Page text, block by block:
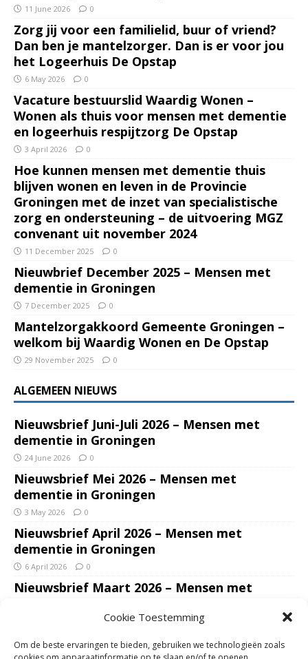
Cookie Toestemming
Om de beste ervaringen te bieden, gebruiken we technologieën zoals
11 June 2026 0
Zorg jij voor een familielid, buur of vriend?
Dan ben je mantelzorger. Dan is er voor jou
het Logeerhuis De Opstap
6 May 2026 0
Vacature bestuurslid Waardig Wonen –
Wonen als thuis voor mensen met dementie
en logeerhuis respijtzorg De Opstap
3 April 2026 0
Hoe kunnen mensen met dementie thuis
blijven wonen en leven in de Provincie
Groningen met de inzet van specialistische
zorg en ondersteuning – de uitvoering MGZ
convenant uit november 2024
11 December 2025 0
Nieuwbrief December 2025 – Mensen met
dementie in Groningen
7 December 2025 0
Mantelzorgakkoord Gemeente Groningen –
welkom bij Waardig Wonen en De Opstap
29 November 2025 0
ALGEMEEN NIEUWS
Nieuwsbrief Juni-Juli 2026 – Mensen met
dementie in Groningen
24 June 2026 0
Nieuwsbrief Mei 2026 – Mensen met
dementie in Groningen
3 May 2026 0
Nieuwsbrief April 2026 – Mensen met
dementie in Groningen
6 April 2026 0
Nieuwsbrief Maart 2026 – Mensen met
Nieuwsbrief Januari – Februari 2026 – Mensen